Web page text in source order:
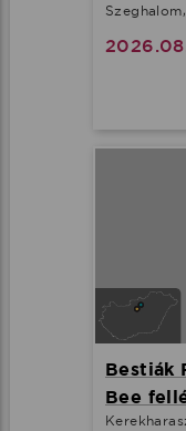
Bestiák
Bee